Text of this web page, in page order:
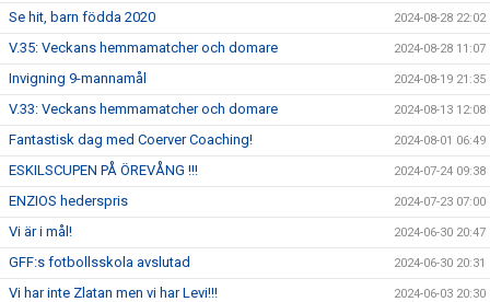
Se hit, barn födda 2020 2024-08-28 22:02
V.35: Veckans hemmamatcher och domare 2024-08-28 11:07
Invigning 9-mannamål 2024-08-19 21:35
V.33: Veckans hemmamatcher och domare 2024-08-13 12:08
Fantastisk dag med Coerver Coaching! 2024-08-01 06:49
ESKILSCUPEN PÅ ÖREVÅNG !!! 2024-07-24 09:38
ENZIOS hederspris 2024-07-23 07:00
Vi är i mål! 2024-06-30 20:47
GFF:s fotbollsskola avslutad 2024-06-30 20:31
Vi har inte Zlatan men vi har Levi!!! 2024-06-03 20:30